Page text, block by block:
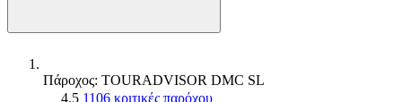
Πάροχος: TOURADVISOR DMC SL
4.5 1106 κριτικές παρόχου